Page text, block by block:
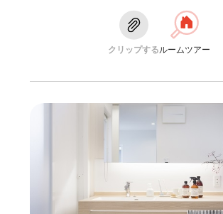
クリップするルームツアー